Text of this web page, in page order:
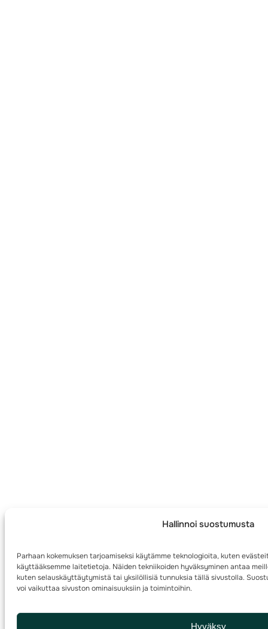
Hallinnoi suostumusta
Parhaan kokemuksen tarjoamiseksi käytämme teknologioita, kuten
käyttääksemme laitetietoja. Näiden tekniikoiden hyväksyminen antaa
kuten selauskäyttäytymistä tai yksilöllisiä tunnuksia tällä sivustolla.
voi vaikuttaa sivuston ominaisuuksiin ja toimintoihin.
Hyväksy